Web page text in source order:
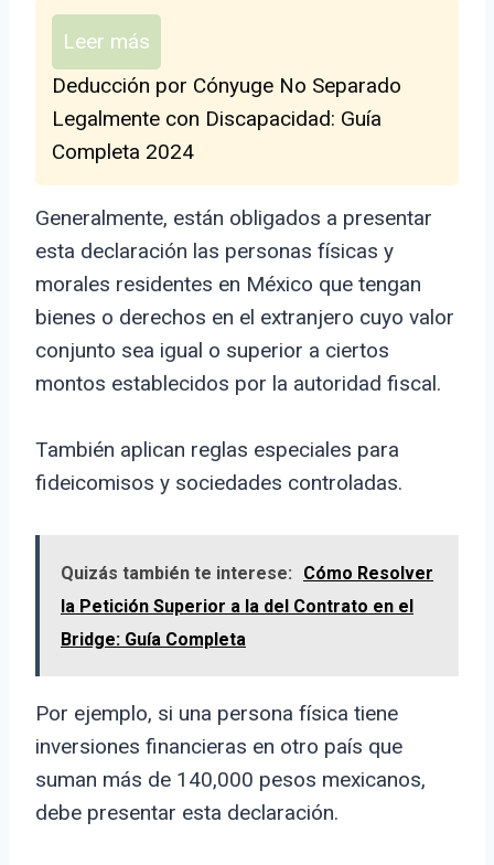
Leer más
Deducción por Cónyuge No Separado
Legalmente con Discapacidad: Guía
Completa 2024
Generalmente, están obligados a presentar
esta declaración las personas físicas y
morales residentes en México que tengan
bienes o derechos en el extranjero cuyo valor
conjunto sea igual o superior a ciertos
montos establecidos por la autoridad fiscal.
También aplican reglas especiales para
fideicomisos y sociedades controladas.
Quizás también te interese:
Cómo Resolver
la Petición Superior a la del Contrato en el
Bridge: Guía Completa
Por ejemplo, si una persona física tiene
inversiones financieras en otro país que
suman más de 140,000 pesos mexicanos,
debe presentar esta declaración.